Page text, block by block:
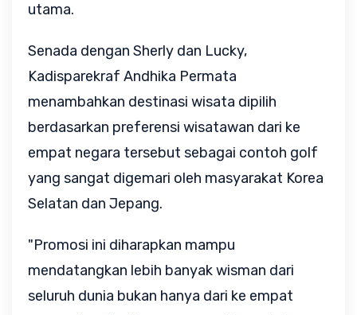
utama.
Senada dengan Sherly dan Lucky,
Kadisparekraf Andhika Permata
menambahkan destinasi wisata dipilih
berdasarkan preferensi wisatawan dari ke
empat negara tersebut sebagai contoh golf
yang sangat digemari oleh masyarakat Korea
Selatan dan Jepang.
"Promosi ini diharapkan mampu
mendatangkan lebih banyak wisman dari
seluruh dunia bukan hanya dari ke empat